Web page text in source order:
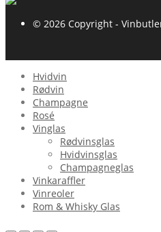
© 2026 Copyright -
Hvidvin
Rødvin
Champagne
Rosé
Vinglas
Rødvinsglas
Hvidvinsglas
Champagneglas
Vinkaraffler
Vinreoler
Rom & Whisky Glas